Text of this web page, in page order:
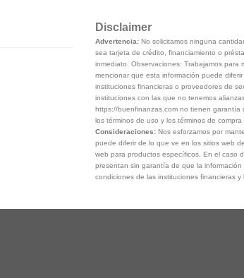
Disclaimer
Advertencia: No solicitamos ninguna
sea tarjeta de crédito, financiamiento o
inmediato. Observaciones: Trabajamos para
mencionar que esta información puede
instituciones financieras o proveedores de
instituciones con las que no tenemos
https://buenfinanzas.com no tienen garantía
los términos de uso y los términos de
Consideraciones: Nos esforzamos por
puede diferir de lo que ve en los sitios web
web para productos específicos. En el caso
presentan sin garantía de que la
condiciones de las instituciones financieras y